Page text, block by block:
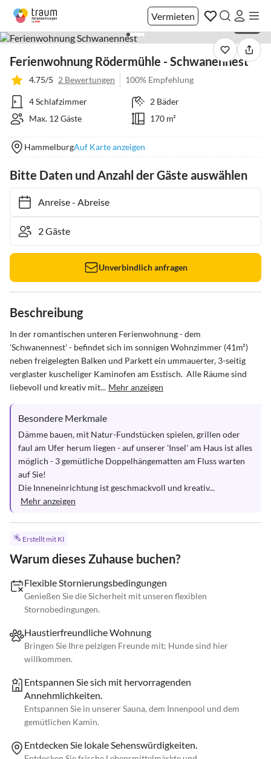
Vermieten
Ferienwohnung Rödermühle - Schwanennest
4.75/5 2 Bewertungen 100% Empfehlung
4 Schlafzimmer
2 Bäder
Max. 12 Gäste
170 m²
HammelburgAuf Karte anzeigen
Bitte Daten und Anzahl der Gäste auswählen
Anreise- Abreise
Unverbindlich anfragen
Beschreibung
In der romantischen unteren Ferienwohnung - dem
'Schwanennest' - befindet sich im sonnigen Wohnzimmer (41m²)
neben freigelegten Balken und Parkett ein ummauerter, 3-seitig
verglaster kuscheliger Kaminofen am Esstisch.  Alle Räume sind
liebevoll und kreativ mit... Mehr anzeigen
Besondere Merkmale
Dämme bauen, mit Natur-Fundstücken spielen, grillen oder
faul am Ufer herum liegen - auf unserer 'Insel' am Haus ist alles
möglich - 3 gemütliche Doppelhängematten am Fluss warten
auf Sie!
Die Inneneinrichtung ist geschmackvoll und kreativ...
Mehr anzeigen
Erstellt mit KI
Warum dieses Zuhause buchen?
Flexible Stornierungsbedingungen
Genießen Sie die Sicherheit mit unseren flexiblen
Stornobedingungen.
Haustierfreundliche Wohnung
Bringen Sie Ihre pelzigen Freunde mit; Hunde sind hier
willkommen.
Entspannen Sie sich mit hervorragenden
Annehmlichkeiten.
Entspannen Sie in unserer Sauna, dem Innenpool und dem
gemütlichen Kamin.
Entdecken Sie lokale Sehenswürdigkeiten.